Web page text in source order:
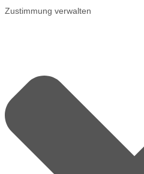
Zustimmung verwalten